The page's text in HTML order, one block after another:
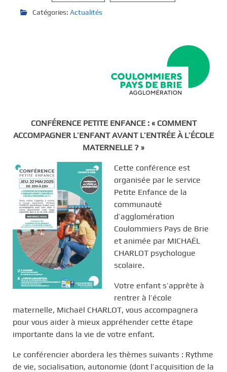
Catégories: Actualités
CONFÉRENCE PETITE ENFANCE : « COMMENT
ACCOMPAGNER L’ENFANT AVANT L’ENTRÉE À L’ÉCOLE
MATERNELLE ? »
Cette conférence est
organisée par le service
Petite Enfance de la
communauté
d’agglomération
Coulommiers Pays de Brie
et animée par MICHAËL
CHARLOT psychologue
scolaire.
Votre enfant s’apprête à
rentrer à l’école
maternelle, Michaël CHARLOT, vous accompagnera
pour vous aider à mieux appréhender cette étape
importante dans la vie de votre enfant.
Le conférencier abordera les thèmes suivants : Rythme
de vie, socialisation, autonomie (dont l’acquisition de la